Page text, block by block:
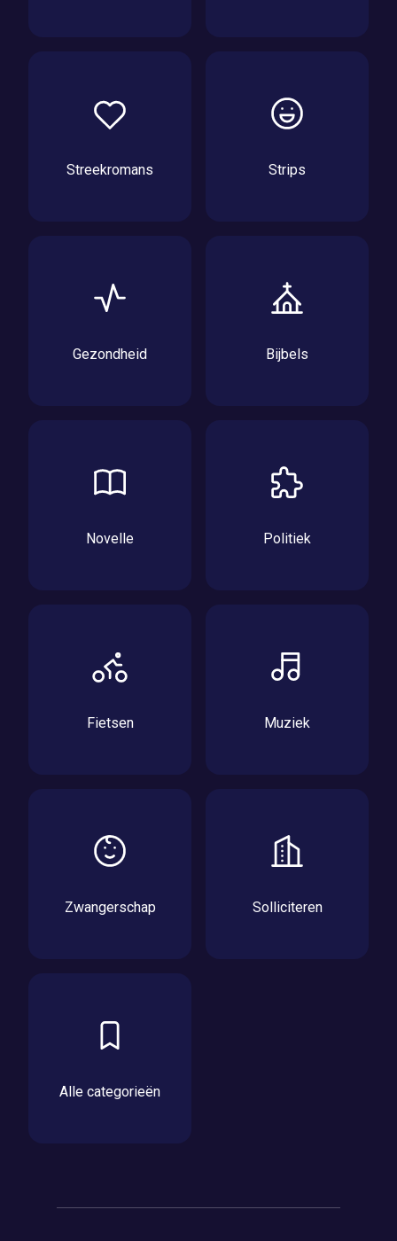
Streekromans Strips
Gezondheid Bijbels
Novelle Politiek
Fietsen Muziek
Zwangerschap Solliciteren
Alle categorieën